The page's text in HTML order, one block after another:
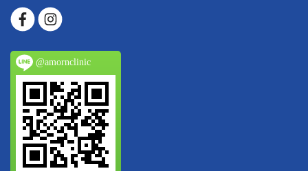
@amornclinic